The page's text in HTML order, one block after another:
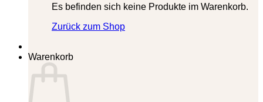
Es befinden sich keine Produkte im Warenkorb.
Zurück zum Shop
Warenkorb